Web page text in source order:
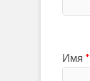
Имя *